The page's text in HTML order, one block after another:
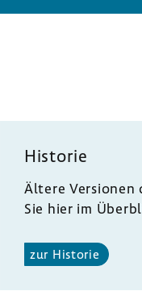
Historie
Ältere Versionen
Sie hier im
zur Historie